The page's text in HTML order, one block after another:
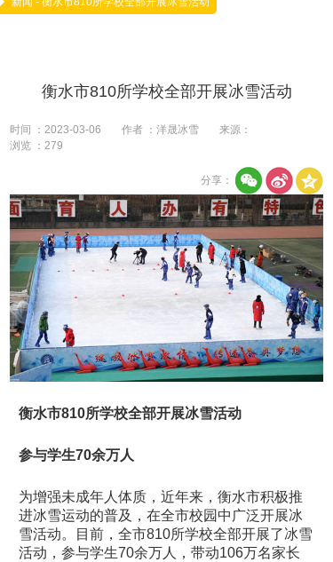
衡水市810所学校全部开展冰雪活动
时间 ：2023-03-06 作者 ：洋晟冰雪
来源：
浏览 ：279
分享：
衡水市810所学校全部开展冰雪活动
参与学生70余万人
为增强未成年人体质，近年来，衡水市积极推
进冰雪运动的普及，在全市校园中广泛开展冰
雪活动。目前，全市810所学校全部开展了冰雪
活动，参与学生70余万人，带动106万名家长